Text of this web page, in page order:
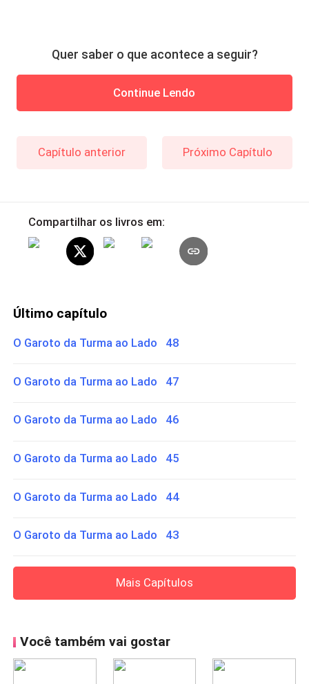
Quer saber o que acontece a seguir?
Continue Lendo
Capítulo anterior Próximo Capítulo
Compartilhar os livros em:
Último capítulo
O Garoto da Turma ao Lado 48
O Garoto da Turma ao Lado 47
O Garoto da Turma ao Lado 46
O Garoto da Turma ao Lado 45
O Garoto da Turma ao Lado 44
O Garoto da Turma ao Lado 43
Mais Capítulos
Você também vai gostar